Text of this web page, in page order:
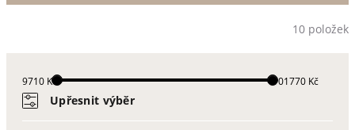
10 položek
Upřesnit výběr
9710 Kč 101770 Kč